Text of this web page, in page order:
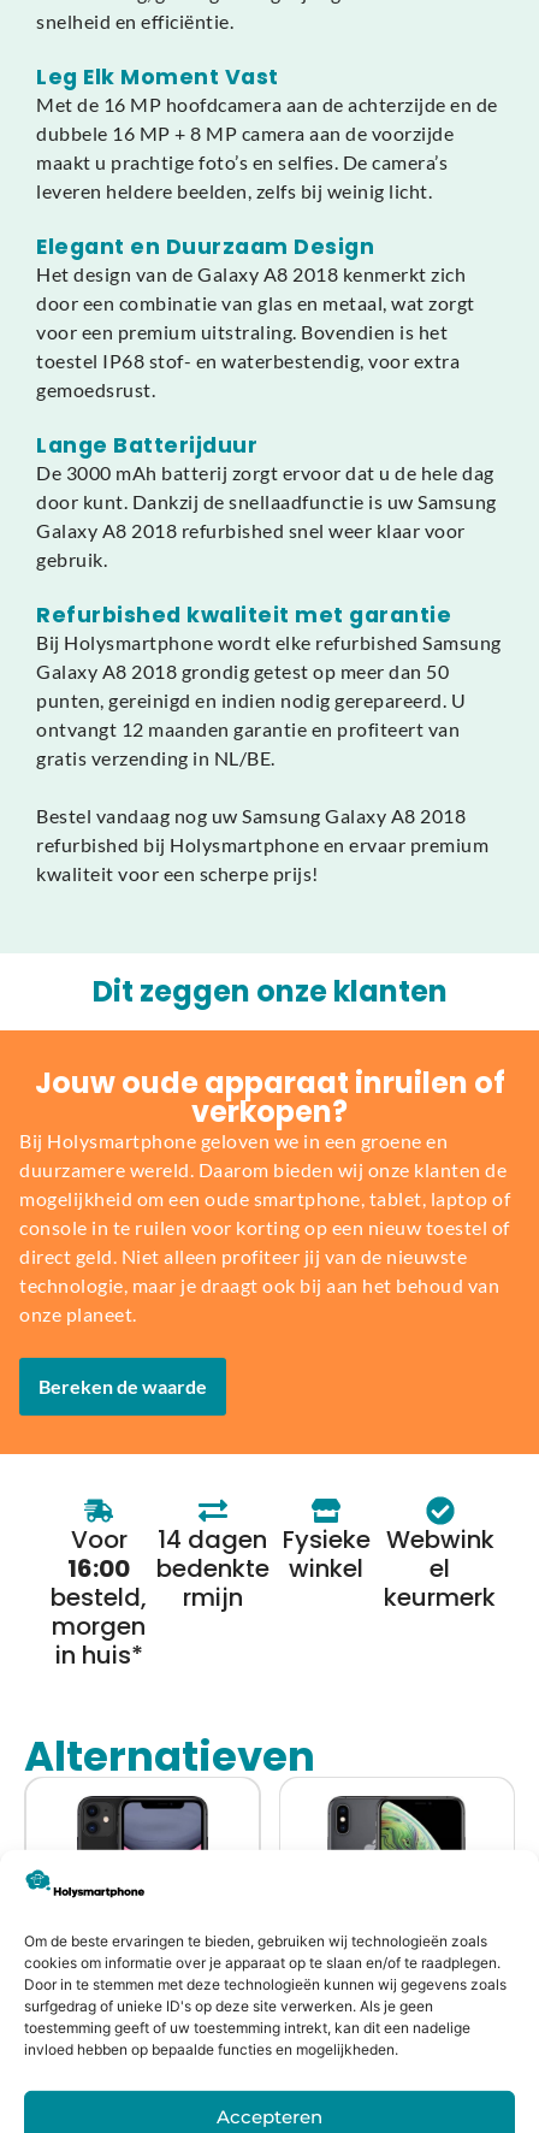
Om de beste ervaringen te bieden, gebruiken wij technologieën zoals
cookies om informatie over je apparaat op te slaan en/of te raadplegen.
Door in te stemmen met deze technologieën kunnen wij gegevens zoals
surfgedrag of unieke ID's op deze site verwerken. Als je geen
toestemming geeft of uw toestemming intrekt, kan dit een nadelige
invloed hebben op bepaalde functies en mogelijkheden.
Accepteren
snelheid en efficiëntie.
Leg Elk Moment Vast
Met de 16 MP hoofdcamera aan de achterzijde en de
dubbele 16 MP + 8 MP camera aan de voorzijde
maakt u prachtige foto’s en selfies. De camera’s
leveren heldere beelden, zelfs bij weinig licht.
Elegant en Duurzaam Design
Het design van de Galaxy A8 2018 kenmerkt zich
door een combinatie van glas en metaal, wat zorgt
voor een premium uitstraling. Bovendien is het
toestel IP68 stof- en waterbestendig, voor extra
gemoedsrust.
Lange Batterijduur
De 3000 mAh batterij zorgt ervoor dat u de hele dag
door kunt. Dankzij de snellaadfunctie is uw Samsung
Galaxy A8 2018 refurbished snel weer klaar voor
gebruik.
Refurbished kwaliteit met garantie
Bij Holysmartphone wordt elke refurbished Samsung
Galaxy A8 2018 grondig getest op meer dan 50
punten, gereinigd en indien nodig gerepareerd. U
ontvangt 12 maanden garantie en profiteert van
gratis verzending in NL/BE.
Bestel vandaag nog uw Samsung Galaxy A8 2018
refurbished bij Holysmartphone en ervaar premium
kwaliteit voor een scherpe prijs!
Dit zeggen onze klanten
Jouw oude apparaat inruilen of
verkopen?
Bij Holysmartphone geloven we in een groene en
duurzamere wereld. Daarom bieden wij onze klanten de
mogelijkheid om een oude smartphone, tablet, laptop of
console in te ruilen voor korting op een nieuw toestel of
direct geld. Niet alleen profiteer jij van de nieuwste
technologie, maar je draagt ook bij aan het behoud van
onze planeet.
Bereken de waarde
Voor
16:00
besteld,
morgen
in huis*
14 dagen
bedenkte
rmijn
Fysieke
winkel
Webwink
el
keurmerk
Alternatieven
Refurbished
Apple iPhone 11
Refurbished
Apple iPhone XS